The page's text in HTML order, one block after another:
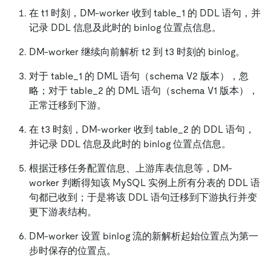
在 t1 时刻，DM-worker 收到 table_1 的 DDL 语句，并
记录 DDL 信息及此时的 binlog 位置点信息。
DM-worker 继续向前解析 t2 到 t3 时刻的 binlog。
对于 table_1 的 DML 语句（schema V2 版本），忽
略；对于 table_2 的 DML 语句（schema V1 版本），
正常迁移到下游。
在 t3 时刻，DM-worker 收到 table_2 的 DDL 语句，
并记录 DDL 信息及此时的 binlog 位置点信息。
根据迁移任务配置信息、上游库表信息等，DM-
worker 判断得知该 MySQL 实例上所有分表的 DDL 语
句都已收到；于是将该 DDL 语句迁移到下游执行并变
更下游表结构。
DM-worker 设置 binlog 流的新解析起始位置点为第一
步时保存的位置点。